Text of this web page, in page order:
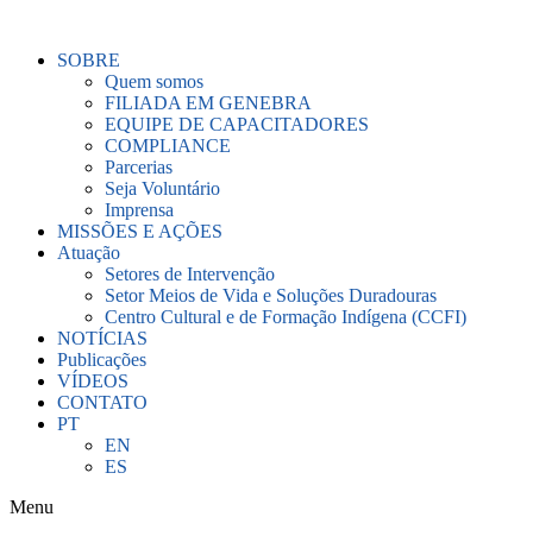
SOBRE
Quem somos
FILIADA EM GENEBRA
EQUIPE DE CAPACITADORES
COMPLIANCE
Parcerias
Seja Voluntário
Imprensa
MISSÕES E AÇÕES
Atuação
Setores de Intervenção
Setor Meios de Vida e Soluções Duradouras
Centro Cultural e de Formação Indígena (CCFI)
NOTÍCIAS
Publicações
VÍDEOS
CONTATO
PT
EN
ES
Menu